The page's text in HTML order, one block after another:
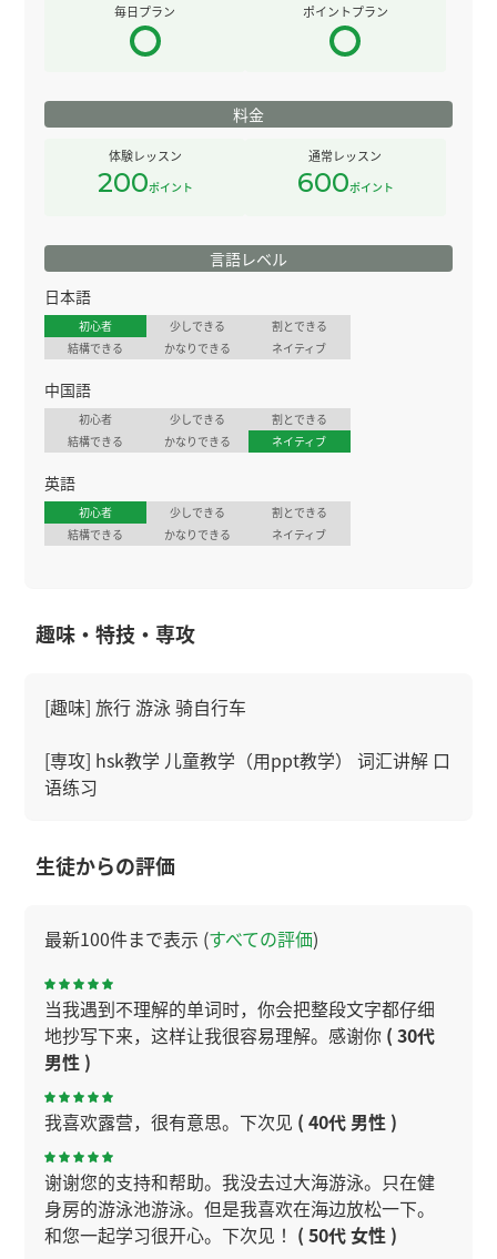
毎日プラン ポイントプラン
料金
体験レッスン
200ポイント
通常レッスン
600ポイント
言語レベル
日本語
初心者 少しできる
割とできる
結構できる
かなりできる ネイティブ
中国語
初心者 少しできる
割とできる
結構できる
かなりできる ネイティブ
英語
初心者 少しできる
割とできる
結構できる
かなりできる ネイティブ
趣味・特技・専攻
[趣味] 旅行 游泳 骑自行车
[専攻] hsk教学 儿童教学（用ppt教学） 词汇讲解 口
语练习
生徒からの評価
最新100件まで表示 (すべての評価)
当我遇到不理解的单词时，你会把整段文字都仔细
地抄写下来，这样让我很容易理解。感谢你 ( 30代
男性 )
我喜欢露营，很有意思。下次见 ( 40代 男性 )
谢谢您的支持和帮助。我没去过大海游泳。只在健
身房的游泳池游泳。但是我喜欢在海边放松一下。
和您一起学习很开心。下次见！ ( 50代 女性 )